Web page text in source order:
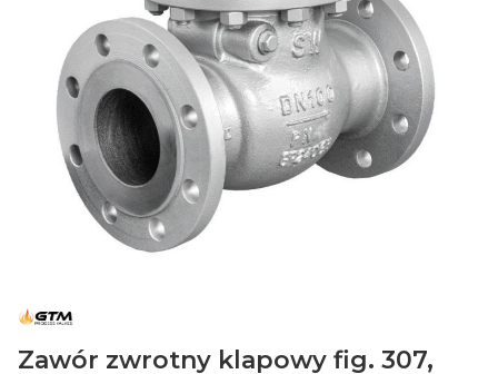
Zawór zwrotny klapowy fig. 307,